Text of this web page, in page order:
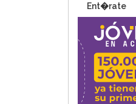
Ent�rate